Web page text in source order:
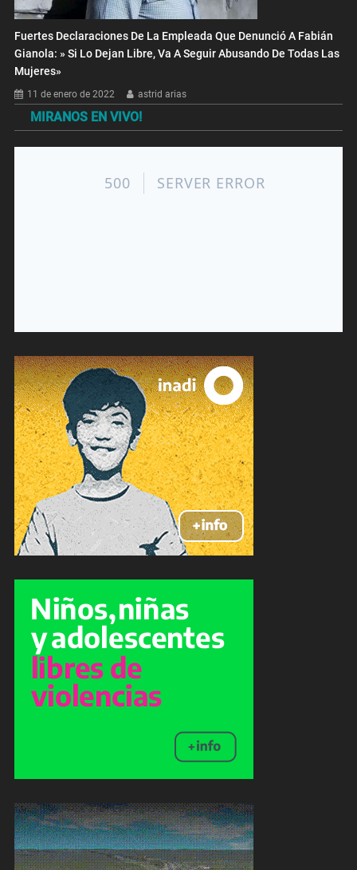
Fuertes Declaraciones De La Empleada Que Denunció A Fabián
Gianola: » Si Lo Dejan Libre, Va A Seguir Abusando De Todas Las
Mujeres»
11 de enero de 2022 astrid arias
MIRANOS EN VIVO!